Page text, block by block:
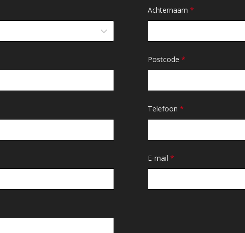
Achternaam *
Postcode *
Telefoon *
E-mail *